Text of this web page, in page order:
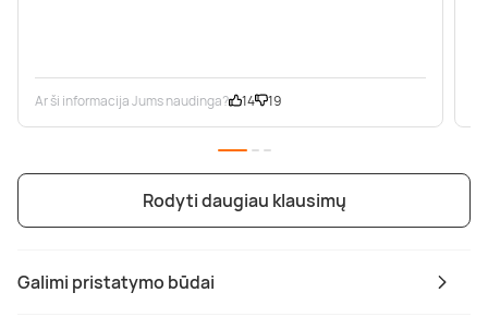
Galimi pristatymo būdai
Ar ši informacija Jums naudinga? 14 19
Rodyti daugiau klausimų